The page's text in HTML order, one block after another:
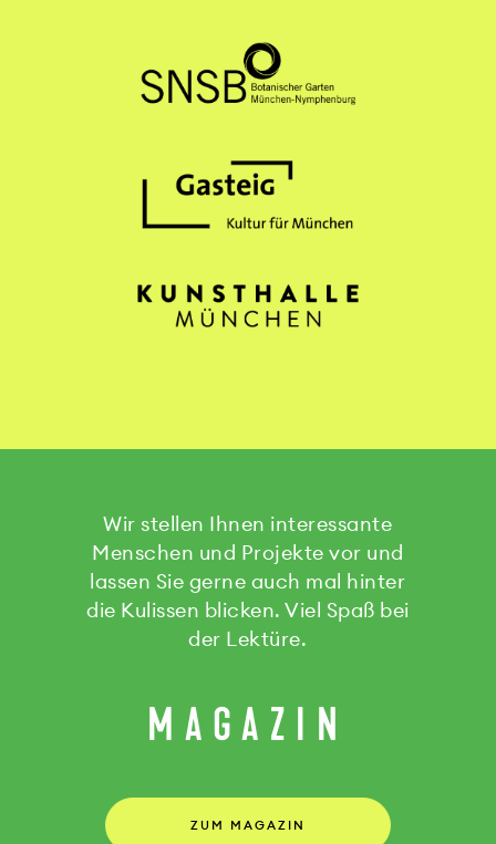
Wir stellen Ihnen interessante
Menschen und Projekte vor und
lassen Sie gerne auch mal hinter
die Kulissen blicken. Viel Spaß bei
der Lektüre.
MAGAZIN
ZUM MAGAZIN